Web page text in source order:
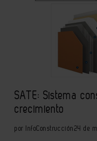
SATE: Sistema
crecimiento
por InfoConstrucción24 de